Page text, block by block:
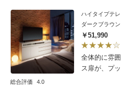
総合評価 4.0
ダークブラウン
￥51,990
全体的に雰
ス扉が、プ
を離すとガ